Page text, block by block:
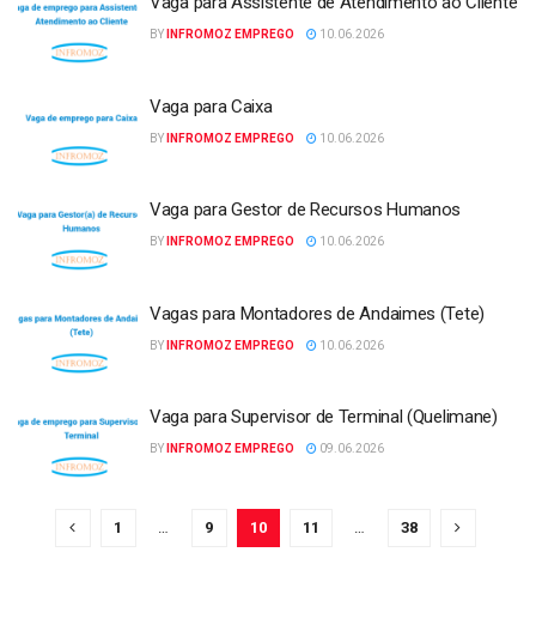
BY INFROMOZ EMPREGO 10.06.2026
Vaga para Caixa
BY INFROMOZ EMPREGO 10.06.2026
Vaga para Gestor de Recursos Humanos
BY INFROMOZ EMPREGO 10.06.2026
Vagas para Montadores de Andaimes (Tete)
BY INFROMOZ EMPREGO 10.06.2026
Vaga para Supervisor de Terminal (Quelimane)
BY INFROMOZ EMPREGO 09.06.2026
1 9 10 11 38